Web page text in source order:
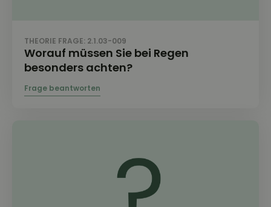
THEORIE FRAGE: 2.1.03-009
Worauf müssen Sie bei Regen
besonders achten?